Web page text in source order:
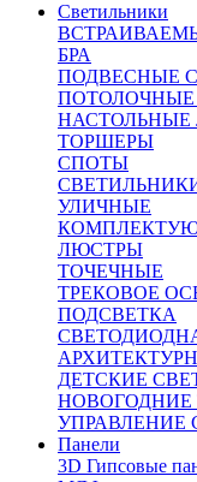
Светильники
БРА
ПОДВЕСНЫЕ
ПОТОЛОЧНЫЕ
ТОРШЕРЫ
СПОТЫ
УЛИЧНЫЕ
ЛЮСТРЫ
ТОЧЕЧНЫЕ
ТРЕКОВОЕ
ПОДСВЕТКА
ДЕТСКИЕ
НОВОГОДНИЕ
УПРАВЛЕНИЕ
Панели
3D Гипсовые